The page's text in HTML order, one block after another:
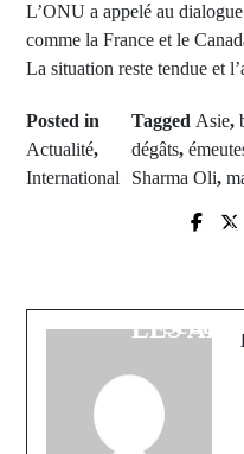
L’ONU a appelé au
comme la France et le
La situation reste tendue et
Posted in
Actualité,
International
Tagged Asie,
dégâts,
Sharma Oli,
LES